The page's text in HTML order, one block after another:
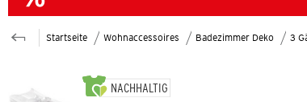
Startseite Wohnaccessoires Badezimmer Deko 3
NACHHALTIG